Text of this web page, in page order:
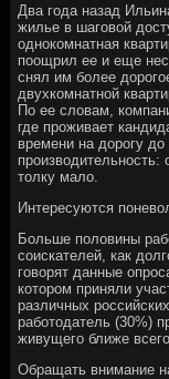
Два года назад
жилье в шаговой
однокомнатная
поощрил ее и еще
снял им более
двухкомнатной
По ее словам,
где проживает
времени на дорогу
толку мало.
Интересуются
Больше половины
соискателей, как
говорят данные
котором приняли
различных
работодатель (30%)
живущего ближе
Обращать внимание